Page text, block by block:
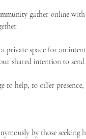
gather online with
a private space for an
shared intention to
to help, to offer
by those seeking